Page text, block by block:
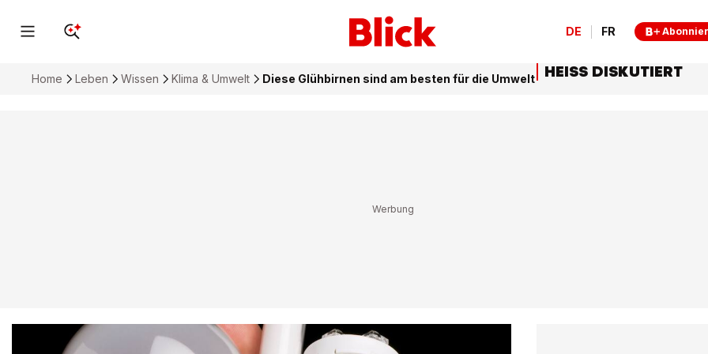
DE FR
Home Leben Wissen Klima & Umwelt Diese Glühbirnen sind am besten für die Umwelt HEISS DISKUTIERT